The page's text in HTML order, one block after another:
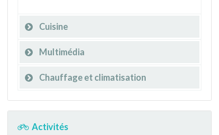
Cuisine
Multimédia
Chauffage et climatisation
Activités